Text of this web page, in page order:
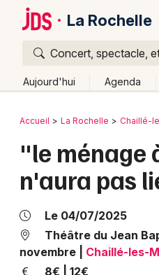
La Rochelle
Concert, spectacle,
Aujourd'hui Agenda
Publier un
Grands événements
Activité & Expérience
Bordeaux
Colmar
Lyon
Marseille
Retour
Accueil La Rochelle Chaillé-
"le ménage
n'aura pas
Le 04/07/2025
Théâtre du Jean
novembre
Chaillé-les-
8€ | 12€
Quoi ?
Où ?
Pays de la Loire
Partout
Quand ?
Aujourd'hui
Demain